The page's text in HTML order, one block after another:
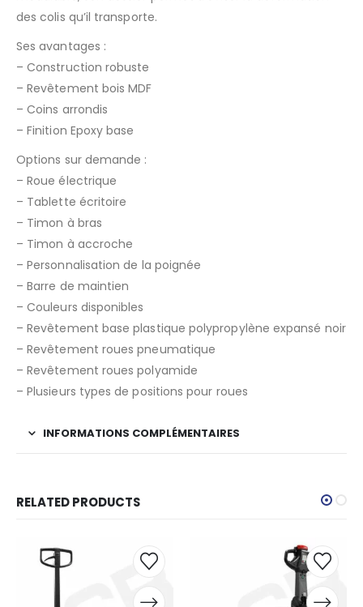
des colis qu’il transporte.
Ses avantages :
– Construction robuste
– Revêtement bois MDF
– Coins arrondis
– Finition Epoxy base
Options sur demande :
– Roue électrique
– Tablette écritoire
– Timon à bras
– Timon à accroche
– Personnalisation de la poignée
– Barre de maintien
– Couleurs disponibles
– Revêtement base plastique polypropylène expansé noir
– Revêtement roues pneumatique
– Revêtement roues polyamide
– Plusieurs types de positions pour roues
INFORMATIONS COMPLÉMENTAIRES
RELATED PRODUCTS